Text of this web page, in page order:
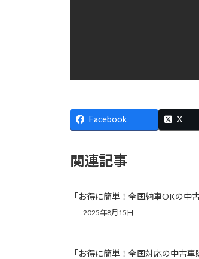
Facebook X
関連記事
「お得に簡単！全国納車OKの中
2025年8月15日
「お得に簡単！全国対応の中古車